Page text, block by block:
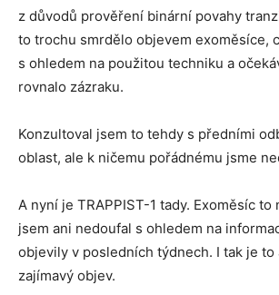
z důvodů prověření binární povahy
to trochu smrdělo objevem exoměsíce,
s ohledem na použitou techniku a
rovnalo zázraku.
Konzultoval jsem to tehdy s předními
oblast, ale k ničemu pořádnému jsme
A nyní je TRAPPIST-1 tady. Exoměsíc to
jsem ani nedoufal s ohledem na
objevily v posledních týdnech. I tak je to
zajímavý objev.